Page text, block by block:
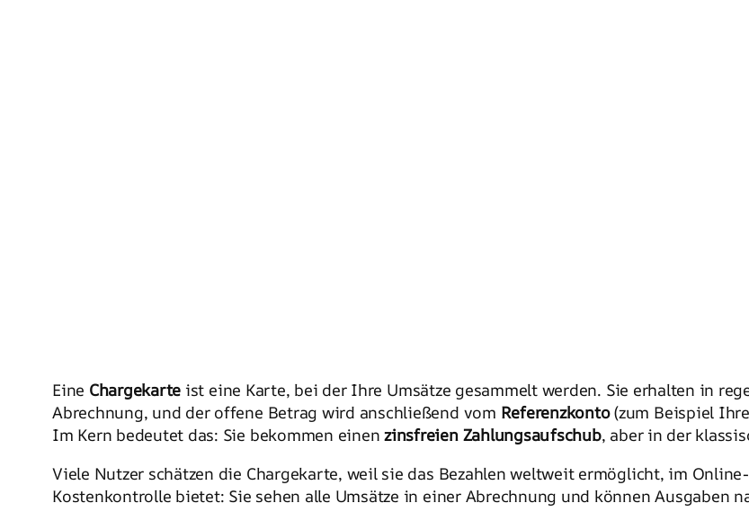
Eine Chargekarte ist eine Karte, bei der Ihre Umsätze gesammelt werden. Sie erhalten in
Abrechnung, und der offene Betrag wird anschließend vom Referenzkonto(zum Beispiel
Im Kern bedeutet das: Sie bekommen einenzinsfreien Zahlungsaufschub, aber in der
Viele Nutzer schätzen die Chargekarte, weil sie das Bezahlen weltweit ermöglicht, im
Kostenkontrolle bietet: Sie sehen alle Umsätze in einer Abrechnung und können Ausgaben